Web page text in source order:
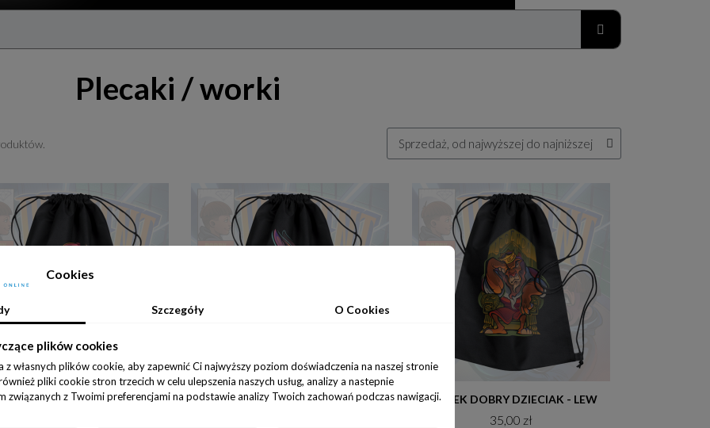
Plecaki / worki
Do koszyka WOREK DOBRY DZIECIAK - NOSOROŻEC Do koszyka WOREK DOBRY DZIECIAK - KANGUR Do koszyka
WOREK DOBRY DZIECIAK - LEW
35,00 zł
Cookies
Szczegóły O Cookies
plików cookies
z własnych plików cookie, aby zapewnić Ci najwyższy poziom doświadczenia na naszej stronie
pliki cookie stron trzecich w celu ulepszenia naszych usług, analizy a nastepnie
związanych z Twoimi preferencjami na podstawie analizy Twoich zachowań podczas nawigacji.